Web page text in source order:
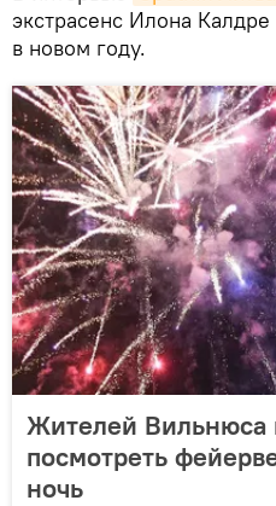
экстрасенс Илона
в новом году.
Жителей Вильнюса
посмотреть
ночь